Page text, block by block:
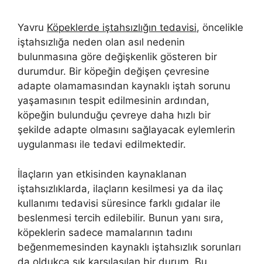
Yavru Köpeklerde iştahsızlığın tedavisi, öncelikle
iştahsızlığa neden olan asıl nedenin
bulunmasına göre değişkenlik gösteren bir
durumdur. Bir köpeğin değişen çevresine
adapte olamamasından kaynaklı iştah sorunu
yaşamasının tespit edilmesinin ardından,
köpeğin bulunduğu çevreye daha hızlı bir
şekilde adapte olmasını sağlayacak eylemlerin
uygulanması ile tedavi edilmektedir.
İlaçların yan etkisinden kaynaklanan
iştahsızlıklarda, ilaçların kesilmesi ya da ilaç
kullanımı tedavisi süresince farklı gıdalar ile
beslenmesi tercih edilebilir. Bunun yanı sıra,
köpeklerin sadece mamalarının tadını
beğenmemesinden kaynaklı iştahsızlık sorunları
da oldukça sık karşılaşılan bir durum. Bu